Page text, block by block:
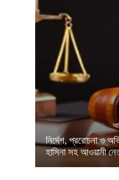
নির্দেশ, প্ররোচনা ও
হাসিনা সহ আওয়ামী